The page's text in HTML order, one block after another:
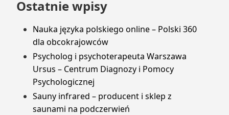
stopki
Ostatnie wpisy
Nauka języka polskiego online – Polski 360
dla obcokrajowców
Psycholog i psychoterapeuta Warszawa
Ursus – Centrum Diagnozy i Pomocy
Psychologicznej
Sauny infrared – producent i sklep z
saunami na podczerwień